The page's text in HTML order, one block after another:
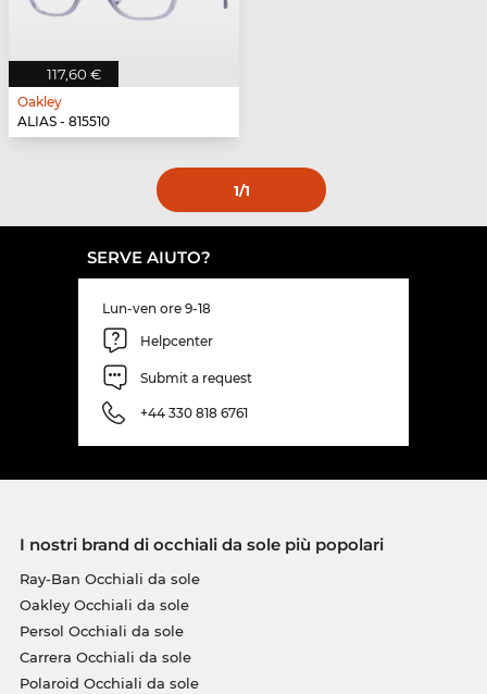
117,60 €
Oakley
ALIAS - 815510
1/1
SERVE AIUTO?
Lun-ven ore 9-18
Helpcenter
Submit a request
+44 330 818 6761
I nostri brand di occhiali da sole più popolari
Ray-Ban Occhiali da sole
Oakley Occhiali da sole
Persol Occhiali da sole
Carrera Occhiali da sole
Polaroid Occhiali da sole